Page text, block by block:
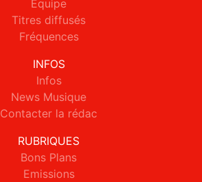
Equipe
Titres diffusés
Fréquences
INFOS
Infos
News Musique
Contacter la rédac
RUBRIQUES
Bons Plans
Emissions